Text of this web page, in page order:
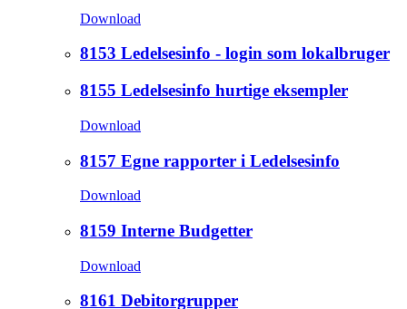
Download
8153 Ledelsesinfo - login som lokalbruger
8155 Ledelsesinfo hurtige eksempler
Download
8157 Egne rapporter i Ledelsesinfo
Download
8159 Interne Budgetter
Download
8161 Debitorgrupper